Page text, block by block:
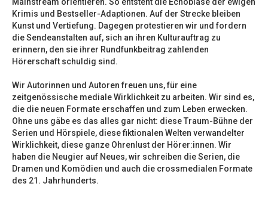
Krimis und Bestseller-Adaptionen. Auf der Strecke bleiben
Kunst und Vertiefung. Dagegen protestieren wir und fordern
die Sendeanstalten auf, sich an ihren Kulturauftrag zu
erinnern, den sie ihrer Rundfunkbeitrag zahlenden
Hörerschaft schuldig sind.
Wir Autorinnen und Autoren freuen uns, für eine
zeitgenössische mediale Wirklichkeit zu arbeiten. Wir sind es,
die die neuen Formate erschaffen und zum Leben erwecken.
Ohne uns gäbe es das alles gar nicht: diese Traum-Bühne der
Serien und Hörspiele, diese fiktionalen Welten verwandelter
Wirklichkeit, diese ganze Ohrenlust der Hörer:innen. Wir
haben die Neugier auf Neues, wir schreiben die Serien, die
Dramen und Komödien und auch die crossmedialen Formate
des 21. Jahrhunderts.